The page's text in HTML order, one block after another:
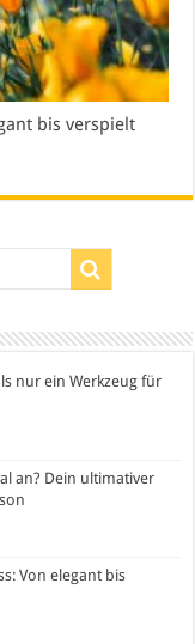
bis verspielt
nur ein Werkzeug für
an? Dein ultimativer
Von elegant bis